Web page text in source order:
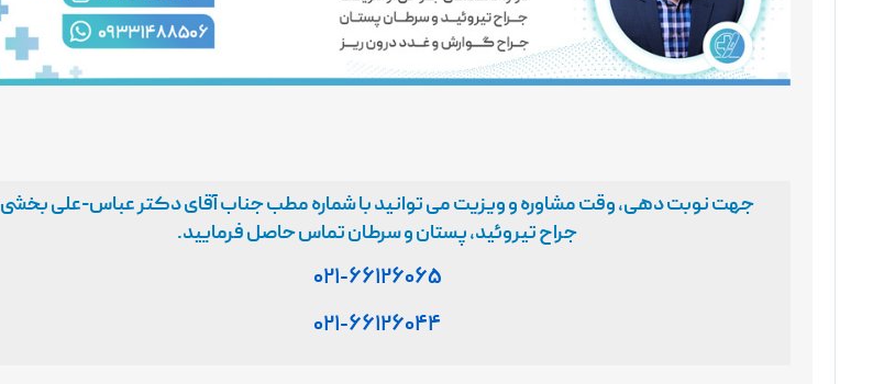
جهت نوبت دهی، وقت مشاوره و ویزیتمی توانید با شماره مطب جناب آقای دکتر عباس-علی بخشی
جراح تیروئید، پستان و سرطان تماس حاصل فرمایید.
۰۲۱-۶۶۱۲۶۰۶۵
۰۲۱-۶۶۱۲۶۰۴۴